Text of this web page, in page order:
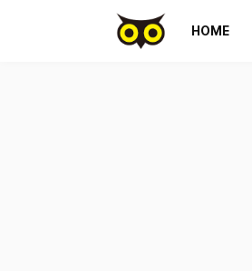
HOME